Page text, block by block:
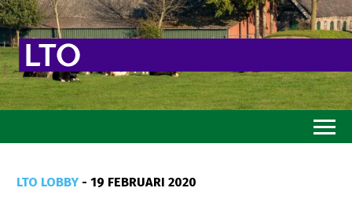
LTO LOBBY - 19 FEBRUARI 2020